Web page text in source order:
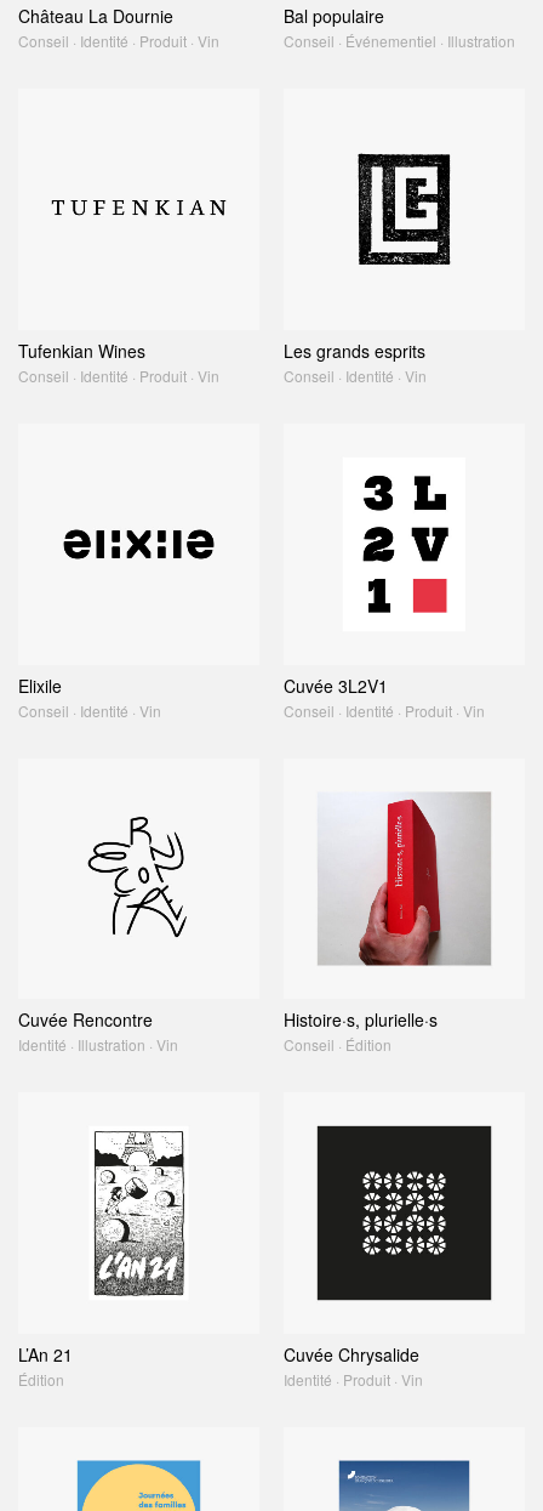
Château La Dournie
Conseil · Identité · Produit · Vin
Bal populaire
Conseil · Événementiel · Illustration
Tufenkian Wines
Conseil · Identité · Produit · Vin
Les grands esprits
Conseil · Identité · Vin
Elixile
Conseil · Identité · Vin
Cuvée 3L2V1
Conseil · Identité · Produit · Vin
Cuvée Rencontre
Identité · Illustration · Vin
Histoire·s, plurielle·s
Conseil · Édition
L’An 21
Édition
Cuvée Chrysalide
Identité · Produit · Vin